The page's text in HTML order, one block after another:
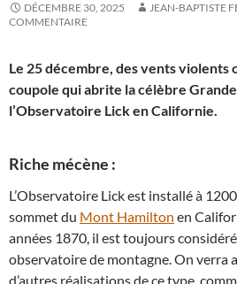
DÉCEMBRE 30, 2025 JEAN-BAPTISTE
COMMENTAIRE
Le 25 décembre, des vents violents
coupole qui abrite la célèbre
l’Observatoire Lick en Californie.
Riche mécène :
L’Observatoire Lick est installé à
sommet du Mont Hamilton en
années 1870, il est toujours
observatoire de montagne. On verra
d’autres réalisations de ce type,